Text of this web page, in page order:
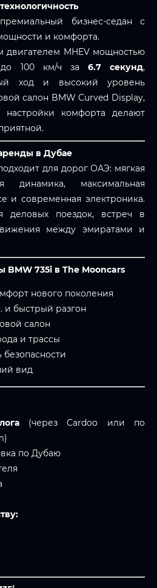
бизнес-седан с
и комфорта.
MHEV мощностью
до 100 км/ч за 6.7 секунд,
ход и высокий уровень
салон BMW Curved Display,
комфорта делают
в Дубае
для дорог ОАЭ: мягкая
динамика, максимальная
и современная электроника.
поездок, встреч в
между эмиратами и
735i в The Mooncars
нового поколения
и быстрый разгон
салон
и трассы
вид
(через Cardoo или по
по Дубаю